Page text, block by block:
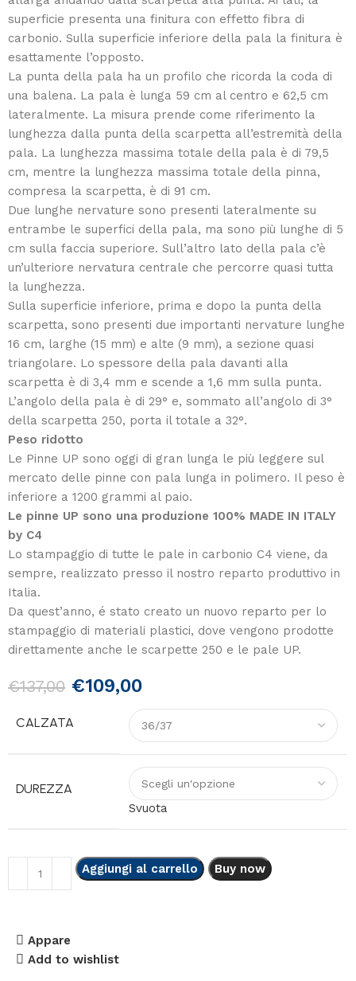
superficie presenta una finitura con effetto fibra di
carbonio. Sulla superficie inferiore della pala la finitura è
esattamente l’opposto.
La punta della pala ha un profilo che ricorda la coda di
una balena. La pala è lunga 59 cm al centro e 62,5 cm
lateralmente. La misura prende come riferimento la
lunghezza dalla punta della scarpetta all’estremità della
pala. La lunghezza massima totale della pala è di 79,5
cm, mentre la lunghezza massima totale della pinna,
compresa la scarpetta, è di 91 cm.
Due lunghe nervature sono presenti lateralmente su
entrambe le superfici della pala, ma sono più lunghe di 5
cm sulla faccia superiore. Sull’altro lato della pala c’è
un’ulteriore nervatura centrale che percorre quasi tutta
la lunghezza.
Sulla superficie inferiore, prima e dopo la punta della
scarpetta, sono presenti due importanti nervature lunghe
16 cm, larghe (15 mm) e alte (9 mm), a sezione quasi
triangolare. Lo spessore della pala davanti alla
scarpetta è di 3,4 mm e scende a 1,6 mm sulla punta.
L’angolo della pala è di 29° e, sommato all’angolo di 3°
della scarpetta 250, porta il totale a 32°.
Peso ridotto
Le Pinne UP sono oggi di gran lunga le più leggere sul
mercato delle pinne con pala lunga in polimero. Il peso è
inferiore a 1200 grammi al paio.
Le pinne UP sono una produzione 100% MADE IN ITALY
by C4
Lo stampaggio di tutte le pale in carbonio C4 viene, da
sempre, realizzato presso il nostro reparto produttivo in
Italia.
Da quest’anno, é stato creato un nuovo reparto per lo
stampaggio di materiali plastici, dove vengono prodotte
direttamente anche le scarpette 250 e le pale UP.
€137,00 €109,00
CALZATA
DUREZZA
Svuota
Aggiungi al carrello Buy now
Appare
Add to wishlist